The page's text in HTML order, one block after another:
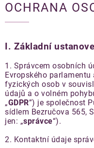
OCHRANA
I. Základní
1. Správcem osobních
Evropského
fyzických osob v
údajů a o volném
„GDPR”) je společnost
sídlem Bezručova 565,
jen: „správce“).
2. Kontaktní údaje